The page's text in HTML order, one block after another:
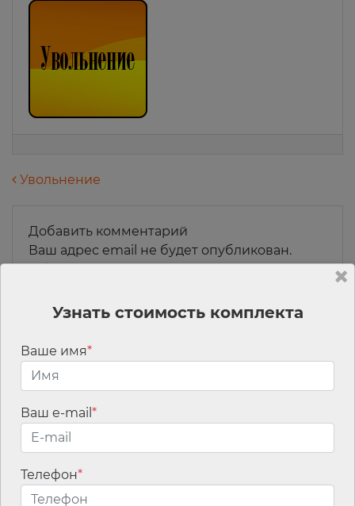
Навигация по записям
Увольнение
Добавить комментарий
Ваш адрес email не будет опубликован.
Обязательные поля помечены*
Имя*
Email*
Узнать стоимость комплекта
Ваше имя*
Ваш e-mail *
Телефон*